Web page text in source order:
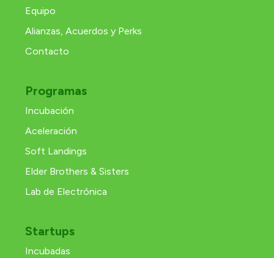
Equipo
Alianzas, Acuerdos y Perks
Contacto
Programas
Incubación
Aceleración
Soft Landings
Elder Brothers & Sisters
Lab de Electrónica
Startups
Incubadas